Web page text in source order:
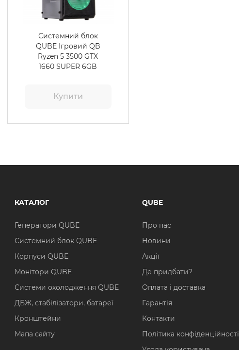
Системний блок
QUBE Ігровий QB
Ryzen 5 3500 GTX
1660 SUPER 6GB
Купити
КАТАЛОГ
Генератори QUBE
Системний блок QUBE
Корпуси QUBE
Монітори QUBE
Системи охолодження QUBE
ДБЖ, стабілізатори, батареї
Кронштейни
Мапа сайту
QUBE
Про нас
Новини
Акції
Де придбати?
Оплата і доставка
Гарантія
Контакти
Політика конфіденційності